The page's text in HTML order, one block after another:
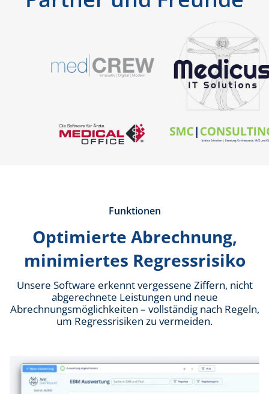
Funktionen
Optimierte Abrechnung,
minimiertes Regressrisiko
Unsere Software erkennt vergessene Ziffern, nicht
abgerechnete Leistungen und neue
Abrechnungsmöglichkeiten – vollständig nach Regeln,
um Regressrisiken zu vermeiden.